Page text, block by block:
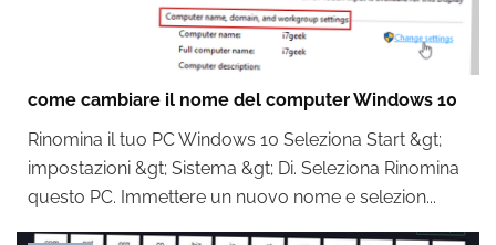
come cambiare il nome del computer Windows 10
Rinomina il tuo PC Windows 10 Seleziona Start &gt;
impostazioni &gt; Sistema &gt; Di. Seleziona Rinomina
questo PC. Immettere un nuovo nome e selezion...